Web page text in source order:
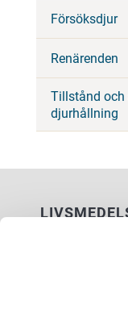
Försöksdjur
Renärenden
Tillstånd
djurhållning